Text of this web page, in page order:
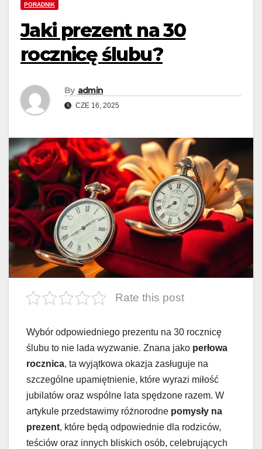
PORADNIK
Jaki prezent na 30
rocznicę ślubu?
By admin
CZE 16, 2025
Rate this post
Wybór odpowiedniego prezentu na 30 rocznicę
ślubu to nie lada wyzwanie. Znana jako perłowa
rocznica, ta wyjątkowa okazja zasługuje na
szczególne upamiętnienie, które wyrazi miłość
jubilatów oraz wspólne lata spędzone razem. W
artykule przedstawimy różnorodne pomysły na
prezent, które będą odpowiednie dla rodziców,
teściów oraz innych bliskich osób, celebrujących